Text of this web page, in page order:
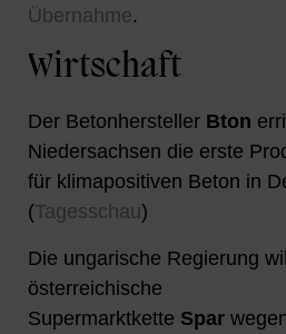
Übernahme.
Wirtschaft
Der Betonhersteller Bton
Niedersachsen die erste
für klimapositiven Beton in
(Tagesschau)
Die ungarische Regierung
österreichische
Supermarktkette Spar